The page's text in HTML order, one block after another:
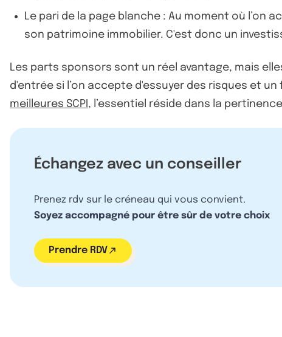
Le pari de la page blanche : Au moment où l’on
son patrimoine immobilier. C'est donc un
Les parts sponsors sont un réel avantage, mais
d'entrée si l’on accepte d'essuyer des risques et
meilleures SCPI , l’essentiel réside dans la
Échangez avec un conseiller
Prenez rdv sur le créneau qui vous convient.
Soyez accompagné pour être sûr de votre choix
Prendre RDV